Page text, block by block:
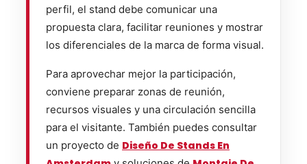
perfil, el stand debe comunicar una
propuesta clara, facilitar reuniones y mostrar
los diferenciales de la marca de forma visual.
Para aprovechar mejor la participación,
conviene preparar zonas de reunión,
recursos visuales y una circulación sencilla
para el visitante. También puedes consultar
un proyecto de Diseño De Stands En